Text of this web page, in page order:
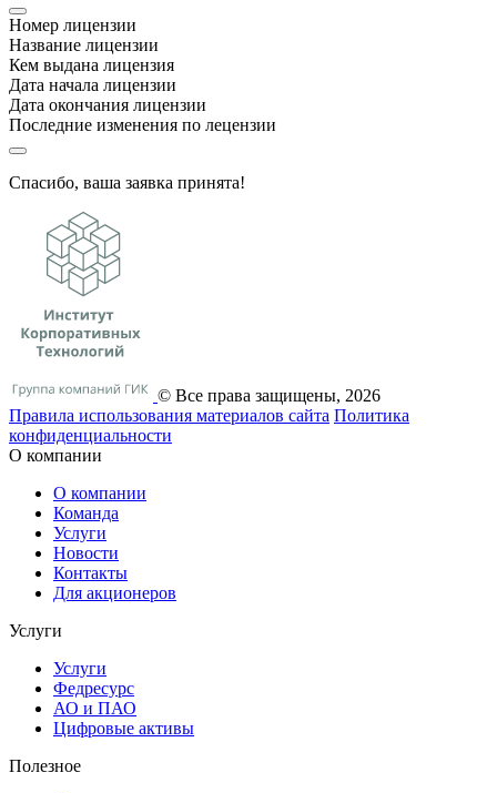
Номер лицензии
Название лицензии
Кем выдана лицензия
Дата начала лицензии
Дата окончания лицензии
Последние изменения по лецензии
Спасибо, ваша заявка принята!
© Все права защищены, 2026
Правила использования материалов сайта Политика
конфиденциальности
О компании
О компании
Команда
Услуги
Новости
Контакты
Для акционеров
Услуги
Услуги
Федресурс
АО и ПАО
Цифровые активы
Полезное